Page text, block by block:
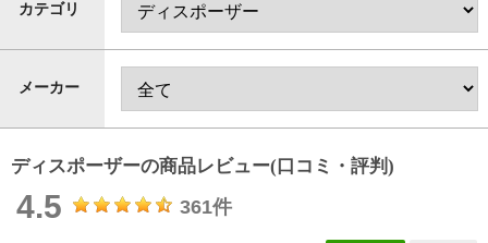
カテゴリ
メーカー
ディスポーザーの商品レビュー(口コミ・評判)
4.5 361件